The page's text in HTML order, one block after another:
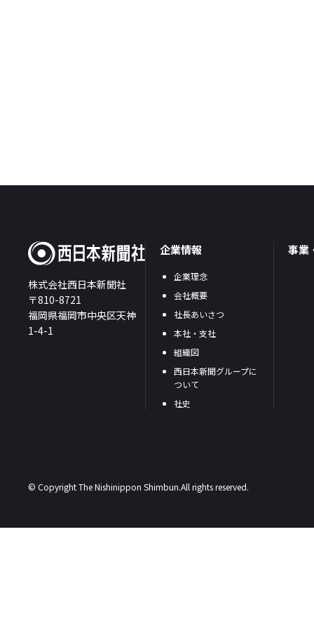
株式会社西日本新聞社
〒810-8721
福岡県福岡市中央区天神
1-4-1
企業情報
企業理念
会社概要
社長あいさつ
本社・支社
組織図
西日本新聞グループに
ついて
社史
事業
© Copyright The Nishinippon Shimbun.All rights reserved.